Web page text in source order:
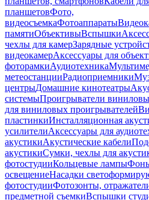
планшетовФото,
видеосъемкаФотоаппараты
памятиОбъективыВспышки
чехлы для камерЗарядные
видеокамерАксессуары для
фоторамкиАудиотехника
метеостанцииРадиоприемники
центрыДомашние кинотеатры
системыПроигрыватели
для виниловых проигрывателей
пластинкиИнсталляционная
усилителиАксессуары для
акустикиАкустические кабели
акустикиСумки, чехлы для
фотостудииКольцевые лампы
освещениеНасадки
фотостудииФотозонты,
предметной съемкиВспышки